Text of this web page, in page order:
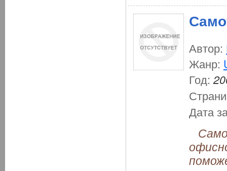
Автор:
Жанр:
Год:
Дата